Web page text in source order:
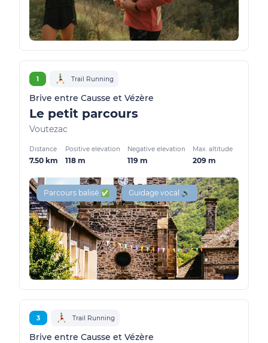
1 Trail Running
Brive entre Causse et Vézère
Le petit parcours
Voutezac
Distance
7.50 km
Positive elevation
118 m
Negative elevation
119 m
Max. altitude
209 m
Parcours balisé ✅ Guidage vocal 🔊
3 Trail Running
Brive entre Causse et Vézère